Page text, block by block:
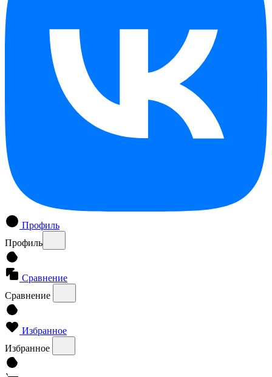
Профиль
Профиль
Сравнение
Сравнение
Избранное
Избранное